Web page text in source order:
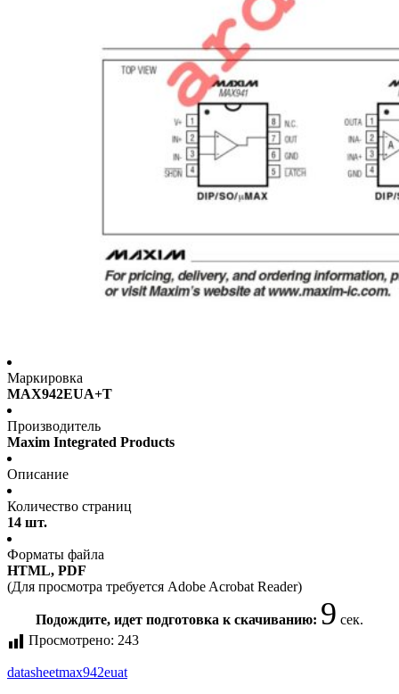
Маркировка
MAX942EUA+T
Производитель
Maxim Integrated Products
Описание
Количество страниц
14 шт.
Форматы файла
HTML, PDF
(Для просмотра требуется Adobe Acrobat Reader)
Подождите, идет подготовка к скачиванию: 9 сек.
Просмотрено: 243
datasheetmax942euat